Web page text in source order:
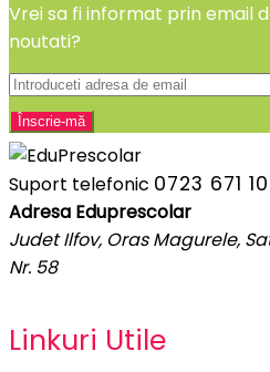
Vrei sa fi informat prin email
noutati?
Suport telefonic 0723 671
Adresa Eduprescolar
Judet Ilfov, Oras Magurele,
Nr. 58
Linkuri Utile